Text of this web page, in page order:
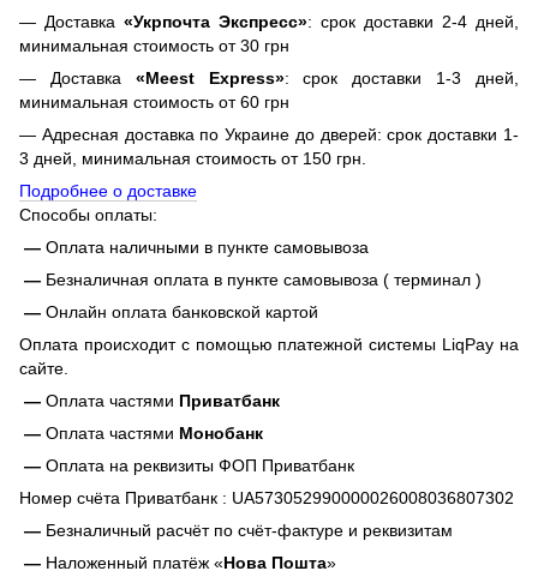
— Доставка «Укрпочта Экспресс»: срок доставки 2-4 дней,
минимальная стоимость от 30 грн
— Доставка «Meest Express»: срок доставки 1-3 дней,
минимальная стоимость от 60 грн
— Адресная доставка по Украине до дверей: срок доставки 1-
3 дней, минимальная стоимость от 150 грн.
Подробнее о доставке
Способы оплаты:
— Оплата наличными в пункте самовывоза
— Безналичная оплата в пункте самовывоза ( терминал )
— Онлайн оплата банковской картой
Оплата происходит с помощью платежной системы LiqPay на
сайте.
— Оплата частями Приватбанк
— Оплата частями Монобанк
— Оплата на реквизиты ФОП Приватбанк
Номер счёта Приватбанк : UA573052990000026008036807302
— Безналичный расчёт по счёт-фактуре и реквизитам
— Наложенный платёж «Нова Пошта»